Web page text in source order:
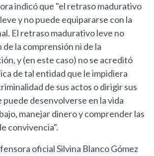
indicó que "el retraso madurativo
y no puede equipararse con la
El retraso madurativo leve no
la comprensión ni de la
y (en este caso) no se acreditó
de tal entidad que le impidiera
de sus actos o dirigir sus
puede desenvolverse en la vida
manejar dinero y comprender las
convivencia".
oficial Silvina Blanco Gómez